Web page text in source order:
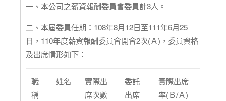
一、本公司之薪資報酬委員會委員計3人。
二、本屆委員任期：108年8月12日至111年6月25
日，110年度薪資報酬委員會開會2次(Ａ)，委員資格
及出席情形如下：
職
稱
姓名
實際出
席次數
委託
出席
實際出席
率(Ｂ/Ａ)